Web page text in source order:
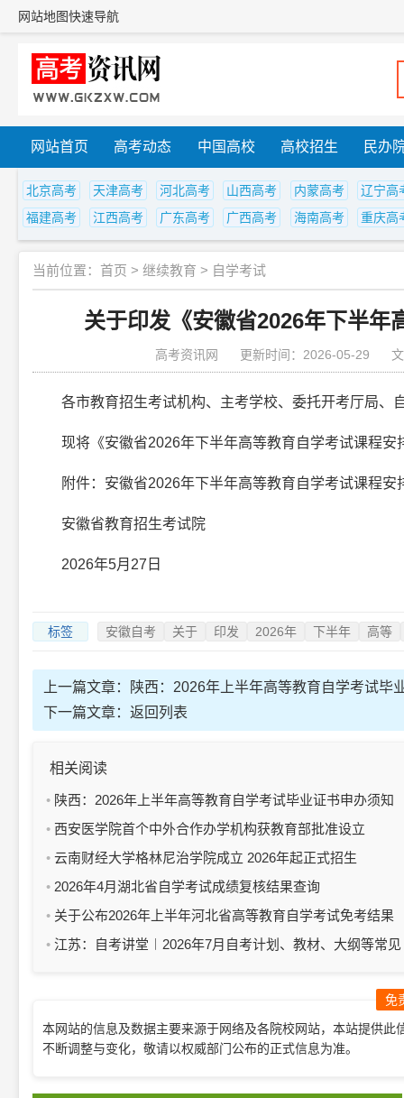
网站地图快速导航
网站首页 高考动态 中国高校 高校招生 民办
北京高考 天津高考 河北高考 山西高考 内蒙高考
辽宁高
福建高考
江西高考 广东高考 广西高考 海南高考 重庆高
当前位置： 首页 > 继续教育 > 自学考试
关于印发《安徽省2026年下半年
高考资讯网 更新时间：2026-05-29
各市教育招生考试机构、主考学校、委托开考厅局、
现将《安徽省2026年下半年高等教育自学考试课程安
附件：安徽省2026年下半年高等教育自学考试课程安
安徽省教育招生考试院
2026年5月27日
标签 安徽自考 关于 印发 2026年 下半年 高等
上一篇文章：
陕西：2026年上半年高等教育自学考试毕
下一篇文章： 返回列表
相关阅读
陕西：2026年上半年高等教育自学考试毕业证书申办须知
西安医学院首个中外合作办学机构获教育部批准设立
云南财经大学格林尼治学院成立 2026年起正式招生
2026年4月湖北省自学考试成绩复核结果查询
关于公布2026年上半年河北省高等教育自学考试免考结果
的公告
江苏：自考讲堂︱2026年7月自考计划、教材、大纲等常见
免
本网站的信息及数据主要来源于网络及各院校网站，本站提供
不断调整与变化，敬请以权威部门公布的正式信息为准。